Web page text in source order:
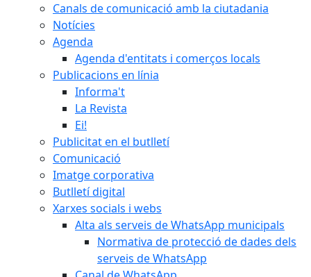
Canals de comunicació amb la ciutadania
Notícies
Agenda
Agenda d'entitats i comerços locals
Publicacions en línia
Informa't
La Revista
Ei!
Publicitat en el butlletí
Comunicació
Imatge corporativa
Butlletí digital
Xarxes socials i webs
Alta als serveis de WhatsApp municipals
Normativa de protecció de dades dels
serveis de WhatsApp